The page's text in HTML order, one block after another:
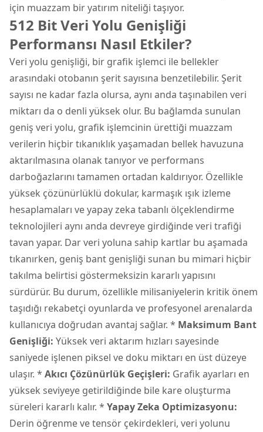
için muazzam bir yatırım niteliği taşıyor.
512 Bit Veri Yolu Genişliği
Performansı Nasıl Etkiler?
Veri yolu genişliği, bir grafik işlemci ile bellekler
arasındaki otobanın şerit sayısına benzetilebilir. Şerit
sayısı ne kadar fazla olursa, aynı anda taşınabilen veri
miktarı da o denli yüksek olur. Bu bağlamda sunulan
geniş veri yolu, grafik işlemcinin ürettiği muazzam
verilerin hiçbir tıkanıklık yaşamadan bellek havuzuna
aktarılmasına olanak tanıyor ve performans
darboğazlarını tamamen ortadan kaldırıyor. Özellikle
yüksek çözünürlüklü dokular, karmaşık ışık izleme
hesaplamaları ve yapay zeka tabanlı ölçeklendirme
teknolojileri aynı anda devreye girdiğinde veri trafiği
tavan yapar. Dar veri yoluna sahip kartlar bu aşamada
tıkanırken, geniş bant genişliği sunan bu mimari hiçbir
takılma belirtisi göstermeksizin kararlı yapısını
sürdürür. Bu durum, özellikle milisaniyelerin kritik önem
taşıdığı rekabetçi oyunlarda ve profesyonel arenalarda
kullanıcıya doğrudan avantaj sağlar. * Maksimum Bant
Genişliği: Yüksek veri aktarım hızları sayesinde
saniyede işlenen piksel ve doku miktarı en üst düzeye
ulaşır. * Akıcı Çözünürlük Geçişleri: Grafik ayarları en
yüksek seviyeye getirildiğinde bile kare oluşturma
süreleri kararlı kalır. * Yapay Zeka Optimizasyonu:
Derin öğrenme ve tensör çekirdekleri, veri yolunu